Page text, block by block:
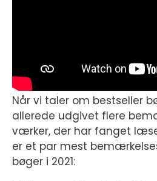
Når vi taler om bestseller
allerede udgivet flere
værker, der har fanget
er et par mest
bøger i 2021: